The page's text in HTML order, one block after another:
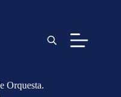
Orquesta.